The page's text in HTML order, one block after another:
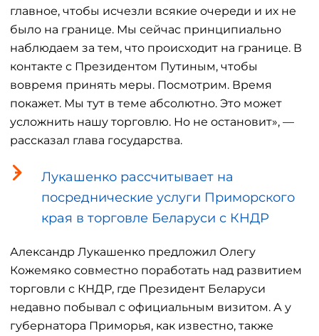
главное, чтобы исчезли всякие очереди и их не
было на границе. Мы сейчас принципиально
наблюдаем за тем, что происходит на границе. В
контакте с Президентом Путиным, чтобы
вовремя принять меры. Посмотрим. Время
покажет. Мы тут в теме абсолютно. Это может
усложнить нашу торговлю. Но не остановит», —
рассказал глава государства.
Лукашенко рассчитывает на
посреднические услуги Приморского
края в торговле Беларуси с КНДР
Александр Лукашенко предложил Олегу
Кожемяко совместно поработать над развитием
торговли с КНДР, где Президент Беларуси
недавно побывал с официальным визитом. А у
губернатора Приморья, как известно, также